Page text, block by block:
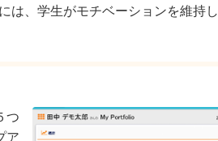
は、学生がモチベーションを維持し